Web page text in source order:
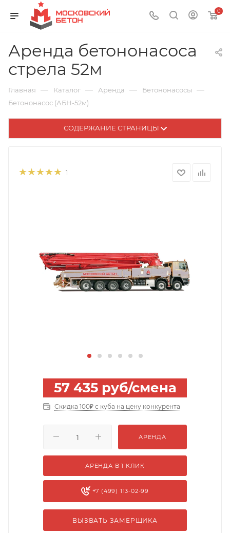
0
Аренда бетононасоса
стрела 52м
Главная — Каталог — Аренда — Бетононасосы —
Бетононасос (АБН-52м)
СОДЕРЖАНИЕ СТРАНИЦЫ
1
57 435руб/смена
Скидка 100₽ с куба на цену конкурента
АРЕНДА
АРЕНДА В 1 КЛИК
+7 (499) 113-02-99
ВЫЗВАТЬ ЗАМЕРЩИКА